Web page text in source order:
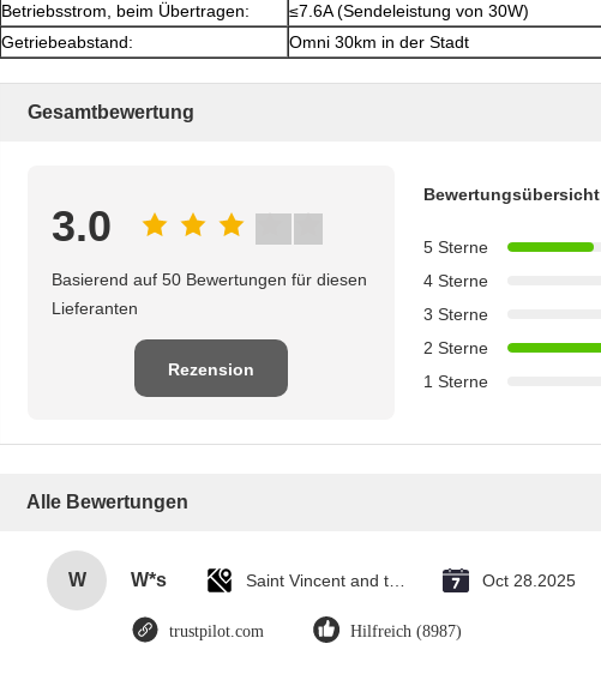
Betriebsstrom, beim Übertragen:
≤7.6A (Sendeleistung von 30W)
Getriebeabstand:
Omni 30km in der Stadt
Gesamtbewertung
3.0
Basierend auf 50 Bewertungen für diesen
Lieferanten
Rezension
Bewertungsübersicht
5 Sterne
4 Sterne
3 Sterne
2 Sterne
1 Sterne
Alle Bewertungen
W W*s Saint Vincent and the Grenadines Oct 28.2025
trustpilot.com Hilfreich (8987)